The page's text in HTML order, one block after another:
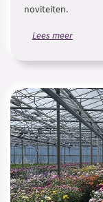
noviteiten.
Lees meer